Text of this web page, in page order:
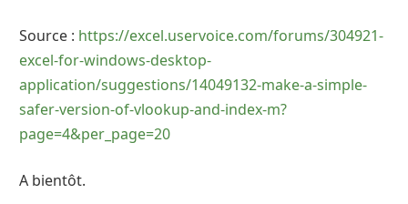
Source : https://excel.uservoice.com/forums/304921-
excel-for-windows-desktop-
application/suggestions/14049132-make-a-simple-
safer-version-of-vlookup-and-index-m?
page=4&per_page=20
A bientôt.